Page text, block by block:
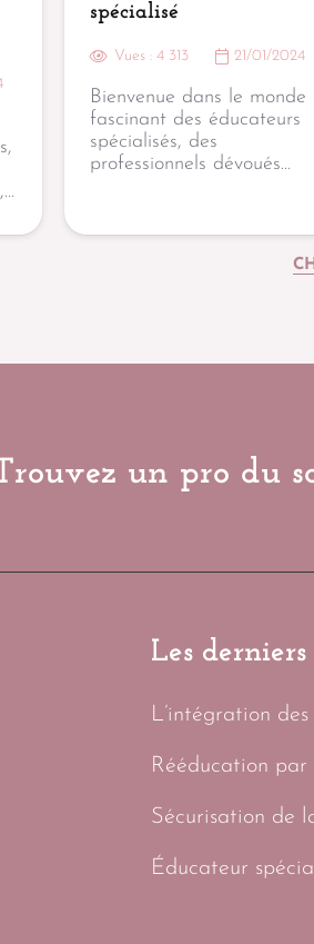
spécialisé
Vues : 4 313 21/01/2024
Bienvenue dans le monde
fascinant des éducateurs
spécialisés, des
professionnels dévoués…
un pro du
Les
L’intégration
Rééducation par
Sécurisation de
Éducateur